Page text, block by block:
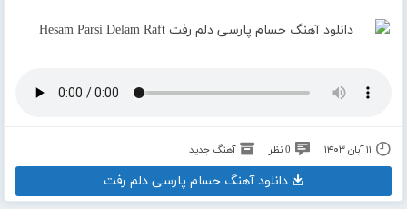
۱۱ آبان ۱۴۰۳ 0 نظر آهنگ جدید
دانلود آهنگ حسام پارسی دلم رفت